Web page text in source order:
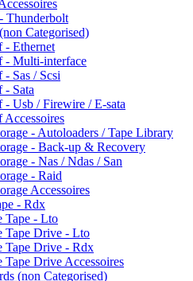
Thunderbolt
Categorised)
- Ethernet
- Multi-interface
Sas / Scsi
- Sata
- Usb / Firewire / E-sata
Accessoires
- Autoloaders / Tape Library
- Back-up & Recovery
- Nas / Ndas / San
- Raid
Accessoires
- Rdx
Tape - Lto
Tape Drive - Lto
Tape Drive - Rdx
Tape Drive Accessoires
(non Categorised)